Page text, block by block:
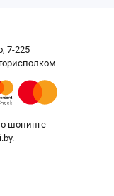
7-225
шопинге